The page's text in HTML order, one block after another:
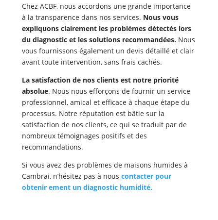
Chez ACBF, nous accordons une grande importance
à la transparence dans nos services. Nous vous
expliquons clairement les problèmes détectés lors
du diagnostic et les solutions recommandées.Nous
vous fournissons également un devis détaillé et clair
avant toute intervention, sans frais cachés.
La satisfaction de nos clients est notre priorité
absolue. Nous nous efforçons de fournir un service
professionnel, amical et efficace à chaque étape du
processus. Notre réputation est bâtie sur la
satisfaction de nos clients, ce qui se traduit par de
nombreux témoignages positifs et des
recommandations.
Si vous avez des problèmes de maisons humides à
Cambrai, n’hésitez pas à nous contacter pour
obtenir ement un diagnostic humidité.